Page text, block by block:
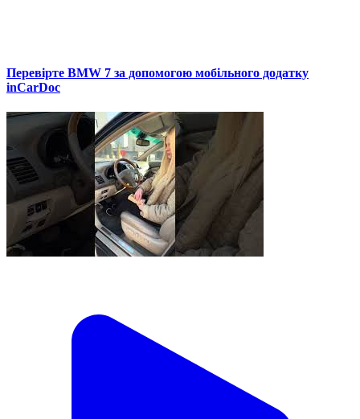
Перевірте BMW 7 за допомогою мобільного додатку
inCarDoc